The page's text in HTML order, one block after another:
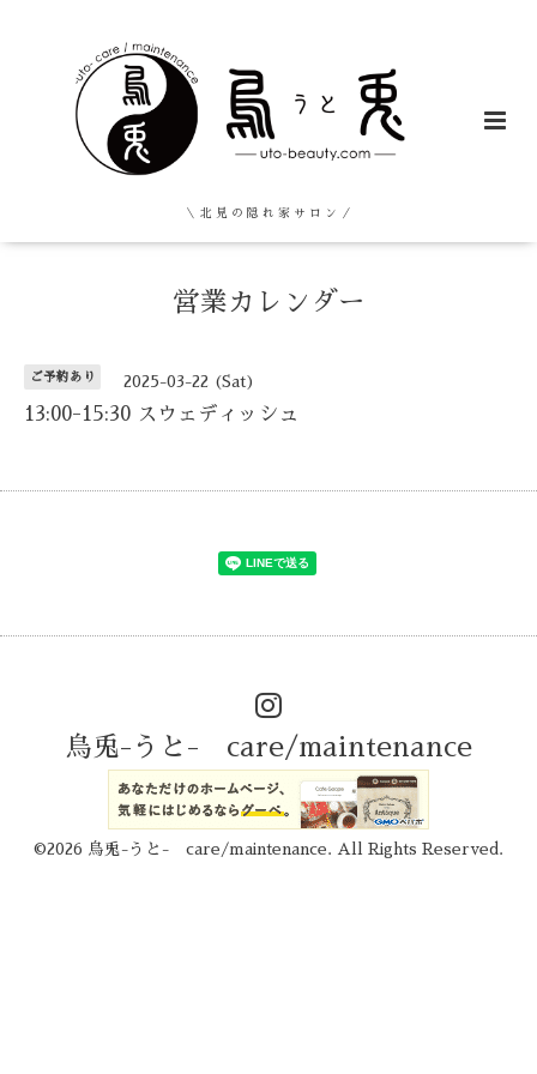
＼ 北 見 の 隠 れ 家 サ ロ ン ／
営業カレンダー
ご予約あり 2025-03-22 (Sat)
13:00-15:30 スウェディッシュ
烏兎-うと- care/maintenance
©2026 烏兎-うと- care/maintenance . All Rights Reserved.